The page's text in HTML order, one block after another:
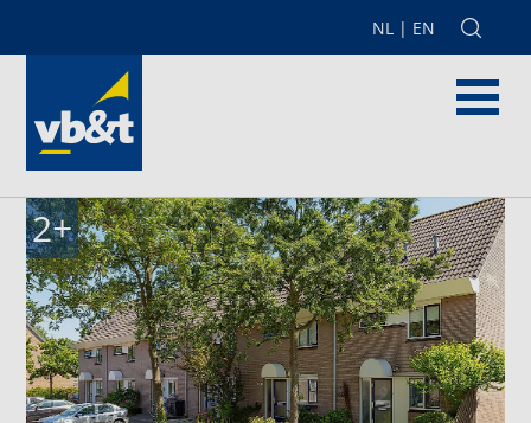
NL | EN
2+